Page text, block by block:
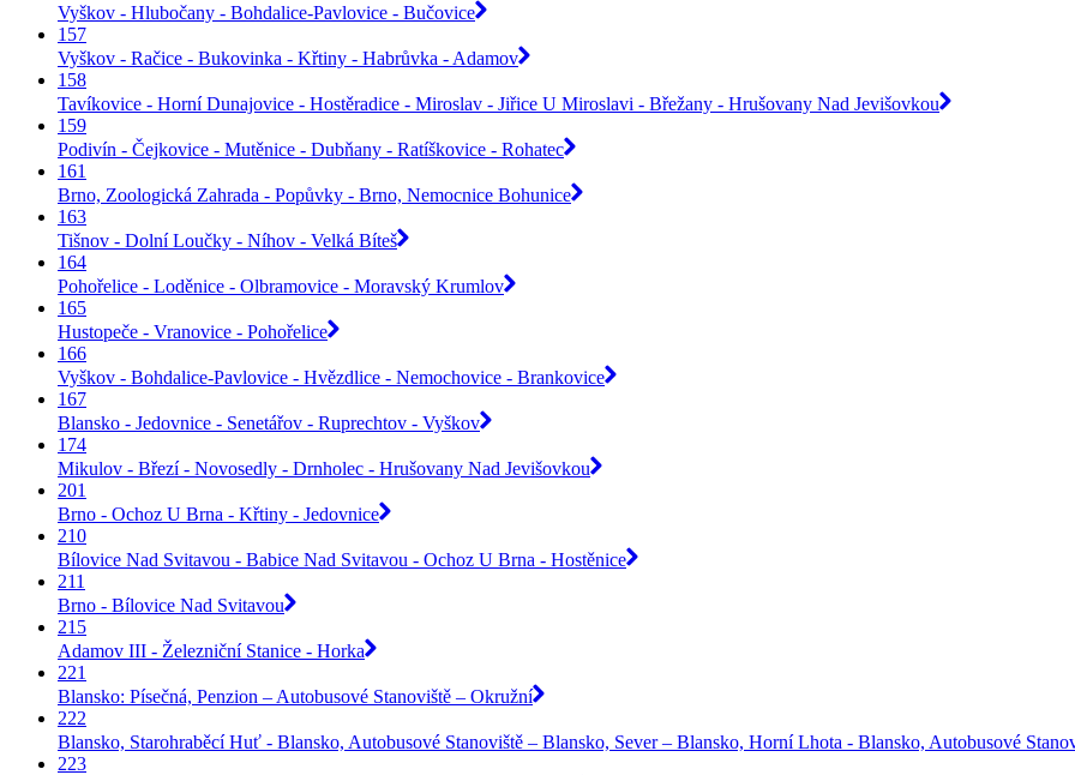
Vyškov - Hlubočany - Bohdalice-Pavlovice - Bučovice
157
Vyškov - Račice - Bukovinka - Křtiny - Habrůvka - Adamov
158
Tavíkovice - Horní Dunajovice - Hostěradice - Miroslav - Jiřice U Miroslavi - Břežany - Hrušovany Nad Jevišovkou
159
Podivín - Čejkovice - Mutěnice - Dubňany - Ratíškovice - Rohatec
161
Brno, Zoologická Zahrada - Popůvky - Brno, Nemocnice Bohunice
163
Tišnov - Dolní Loučky - Níhov - Velká Bíteš
164
Pohořelice - Loděnice - Olbramovice - Moravský Krumlov
165
Hustopeče - Vranovice - Pohořelice
166
Vyškov - Bohdalice-Pavlovice - Hvězdlice - Nemochovice - Brankovice
167
Blansko - Jedovnice - Senetářov - Ruprechtov - Vyškov
174
Mikulov - Březí - Novosedly - Drnholec - Hrušovany Nad Jevišovkou
201
Brno - Ochoz U Brna - Křtiny - Jedovnice
210
Bílovice Nad Svitavou - Babice Nad Svitavou - Ochoz U Brna - Hostěnice
211
Brno - Bílovice Nad Svitavou
215
Adamov III - Železniční Stanice - Horka
221
Blansko: Písečná, Penzion – Autobusové Stanoviště – Okružní
222
Blansko, Starohraběcí Huť - Blansko, Autobusové Stanoviště – Blansko, Sever – Blansko, Horní Lhota - Blansko, Autobusové
223